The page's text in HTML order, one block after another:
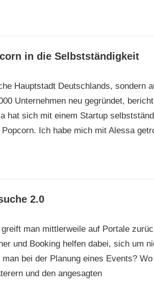
in die Selbstständigkeit
Hauptstadt Deutschlands, sondern
Unternehmen neu gegründet,
hat sich mit einem Startup
Ich habe mich mit Alessa
2.0
man mittlerweile auf Portale
und Booking helfen dabei, sich um
bei der Planung eines Events?
und den angesagten